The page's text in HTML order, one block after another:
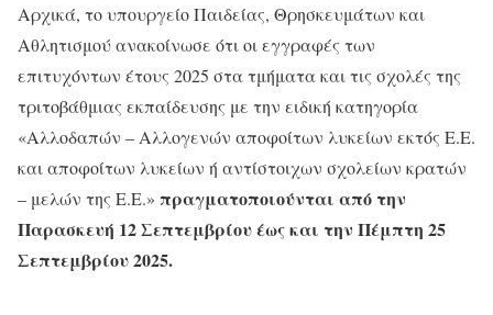
Αρχικά, το υπουργείο Παιδείας, Θρησκευμάτων και
Αθλητισμού ανακοίνωσε ότι οι εγγραφές των
επιτυχόντων έτους 2025 στα τμήματα και τις σχολές της
τριτοβάθμιας εκπαίδευσης με την ειδική κατηγορία
«Αλλοδαπών – Αλλογενών αποφοίτων λυκείων εκτός Ε.Ε.
και αποφοίτων λυκείων ή αντίστοιχων σχολείων κρατών
– μελών της Ε.Ε.» πραγματοποιούνται από την
Παρασκευή 12 Σεπτεμβρίου έως και την Πέμπτη 25
Σεπτεμβρίου 2025.